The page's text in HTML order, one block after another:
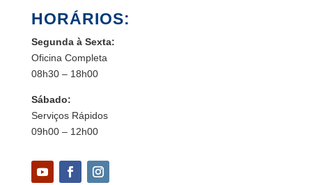
HORÁRIOS:
Segunda à Sexta:
Oficina Completa
08h30 – 18h00
Sábado:
Serviços Rápidos
09h00 – 12h00